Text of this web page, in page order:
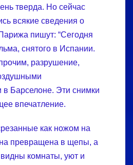
тверда. Но сейчас
всякие сведения о
пишут: “Сегодня
снятого в Испании.
разрушение,
Барселоне. Эти снимки
впечатление.
как ножом на
превращена в щепы, а
видны комнаты, уют и